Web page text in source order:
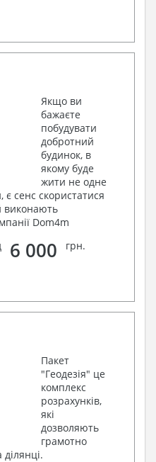
Якщо ви
бажаєте
побудувати
добротний
будинок, в
якому буде
жити не одне
сенс скористатися
виконають
Dom4m
6 000 грн.
Пакет
"Геодезія" це
комплекс
розрахунків,
які
дозволяють
грамотно